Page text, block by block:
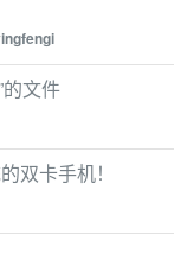
文件
双卡手机！